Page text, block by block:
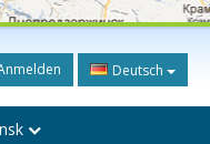
Deutsch